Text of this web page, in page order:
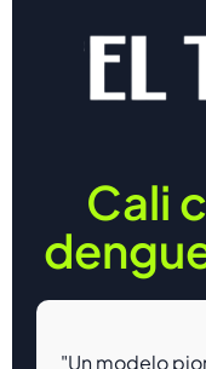
Cali
"Un modelo